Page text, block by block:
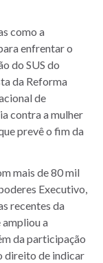
como a
enfrentar o
do SUS do
da Reforma
de
contra a mulher
prevê o fim da
mais de 80 mil
Executivo,
recentes da
ampliou a
da participação
direito de indicar